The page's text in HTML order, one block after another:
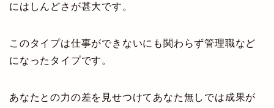
にはしんどさが甚大です。
このタイプは仕事ができないにも関わらず管理職など
になったタイプです。
あなたとの力の差を見せつけてあなた無しでは成果が